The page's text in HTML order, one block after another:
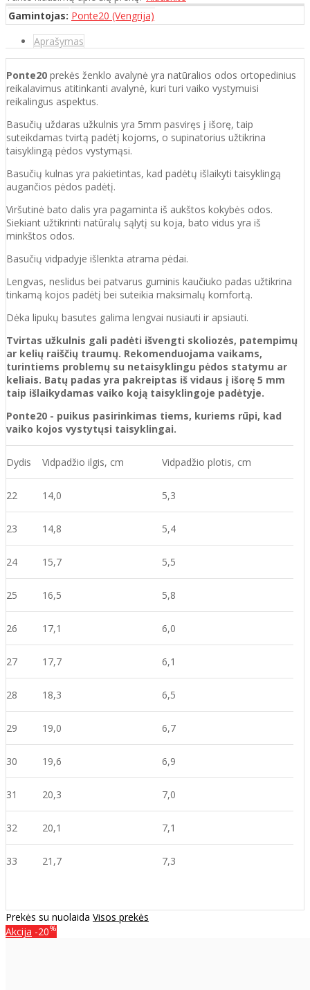
Gamintojas: Ponte20 (Vengrija)
Aprašymas
Ponte20 prekės ženklo avalynė yra natūralios odos ortopedinius
reikalavimus atitinkanti avalynė, kuri turi vaiko vystymuisi
reikalingus aspektus.
Basučių uždaras užkulnis yra 5mm pasviręs į išorę, taip
suteikdamas tvirtą padėtį kojoms, o supinatorius užtikrina
taisyklingą pėdos vystymąsi.
Basučių kulnas yra pakietintas, kad padėtų išlaikyti taisyklingą
augančios pėdos padėtį.
Viršutinė bato dalis yra pagaminta iš aukštos kokybės odos.
Siekiant užtikrinti natūralų sąlytį su koja, bato vidus yra iš
minkštos odos.
Basučių vidpadyje išlenkta atrama pėdai.
Lengvas, neslidus bei patvarus guminis kaučiuko padas užtikrina
tinkamą kojos padėtį bei suteikia maksimalų komfortą.
Dėka lipukų basutes galima lengvai nusiauti ir apsiauti.
Tvirtas užkulnis gali padėti išvengti skoliozės, patempimų
ar kelių raiščių traumų. Rekomenduojama vaikams,
turintiems problemų su netaisyklingu pėdos statymu ar
keliais. Batų padas yra pakreiptas iš vidaus į išorę 5 mm
taip išlaikydamas vaiko koją taisyklingoje padėtyje.
Ponte20 - puikus pasirinkimas tiems, kuriems rūpi, kad
vaiko kojos vystytųsi taisyklingai.
Dydis Vidpadžio ilgis, cm Vidpadžio plotis, cm
22 14,0 5,3
23 14,8 5,4
24 15,7 5,5
25 16,5 5,8
26 17,1 6,0
27 17,7 6,1
28 18,3 6,5
29 19,0 6,7
30 19,6 6,9
31 20,3 7,0
32 20,1 7,1
33 21,7 7,3
Prekės su nuolaida Visos prekės
Akcija -20%